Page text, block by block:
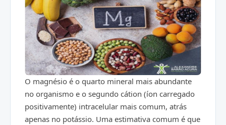
O magnésio é o quarto mineral mais abundante
no organismo e o segundo cátion (íon carregado
positivamente) intracelular mais comum, atrás
apenas no potássio. Uma estimativa comum é que